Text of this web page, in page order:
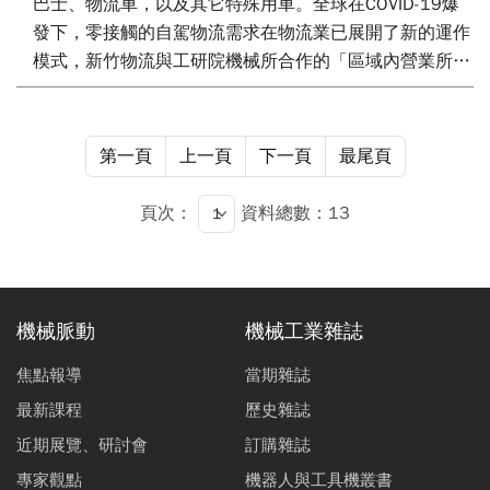
巴士、物流車，以及其它特殊用車。全球在COVID-19爆
發下，零接觸的自駕物流需求在物流業已展開了新的運作
模式，新竹物流與工研院機械所合作的「區域內營業所間
自駕直送」自駕物流創新營運模式，透過自駕物流車取代
運貨量，未來更希望能推動到全台的各營業所。自駕物流
同時也是工研院機械所自駕團隊關注的重要服務應用之
一，未來還有許多服務應用待與國內外廠商合作，例如工
業園區無人駕駛送貨服務、空/海港園區無人運送服務、
第一頁 上一頁 下一頁 最尾頁
頁次： 資料總數：13
機械脈動
焦點報導
最新課程
近期展覽、研討會
專家觀點
機械工業雜誌
當期雜誌
歷史雜誌
訂購雜誌
機器人與工具機叢書